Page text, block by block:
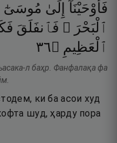
فَأَوْحَيْنَآ إِلَىٰ مُوسَىٰٓ
ٱلْبَحْرَ ۖ فَٱنفَلَقَ
ٱلْعَظِيمِ ۝٦٣
л баҳр. Фанфалақа фа
ки ба асои худ
шуд, ҳарду пора